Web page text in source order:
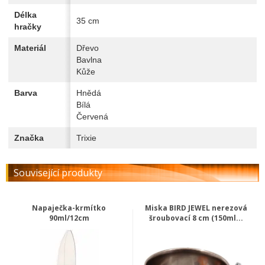
Délka
hračky
35 cm
Materiál
Dřevo
Bavlna
Kůže
Barva
Hnědá
Bílá
Červená
Značka Trixie
Související produkty
Napaječka-krmítko
90ml/12cm
Miska BIRD JEWEL nerezová
šroubovací 8 cm (150ml...